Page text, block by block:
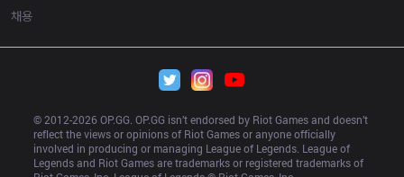
채용
© 2012-2026 OP.GG. OP.GG isn’t endorsed by Riot Games and doesn’t
reflect the views or opinions of Riot Games or anyone officially
involved in producing or managing League of Legends. League of
Legends and Riot Games are trademarks or registered trademarks of